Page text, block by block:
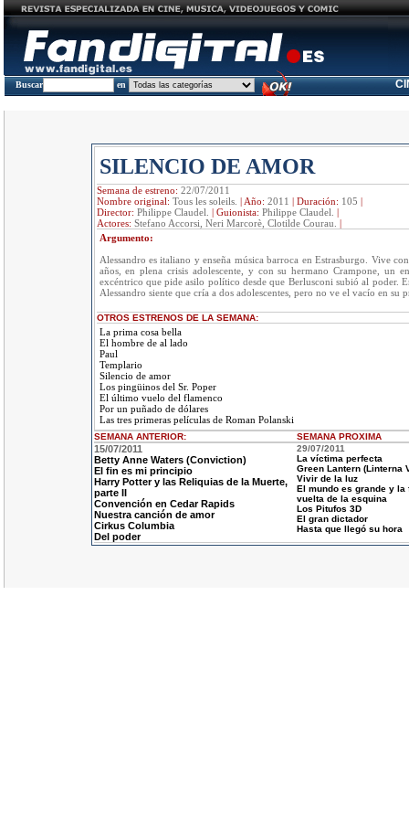
Buscar en
SILENCIO DE AMOR
Semana de estreno: 22/07/2011
Nombre original: Tous les soleils. | Año: 2011 | Duración: 105 |
Director: Philippe Claudel. | Guionista: Philippe Claudel. |
Actores: Stefano Accorsi, Neri Marcorè, Clotilde Courau. |
Argumento:
Alessandro es italiano y enseña música barroca en Estrasburgo. Vive
años, en plena crisis adolescente, y con su hermano Crampone, un
excéntrico que pide asilo político desde que Berlusconi subió al poder.
Alessandro siente que cría a dos adolescentes, pero no ve el vacío en su
OTROS ESTRENOS DE LA SEMANA:
La prima cosa bella
El hombre de al lado
Paul
Templario
Silencio de amor
Los pingüinos del Sr. Poper
El último vuelo del flamenco
Por un puñado de dólares
Las tres primeras películas de Roman Polanski
SEMANA ANTERIOR: SEMANA PROXIMA
15/07/2011
Betty Anne Waters (Conviction)
El fin es mi principio
Harry Potter y las Reliquias de la Muerte,
parte II
Convención en Cedar Rapids
Nuestra canción de amor
Cirkus Columbia
Del poder
29/07/2011
La víctima perfecta
Green Lantern (Linterna
Vivir de la luz
El mundo es grande y
vuelta de la esquina
Los Pitufos 3D
El gran dictador
Hasta que llegó su hora